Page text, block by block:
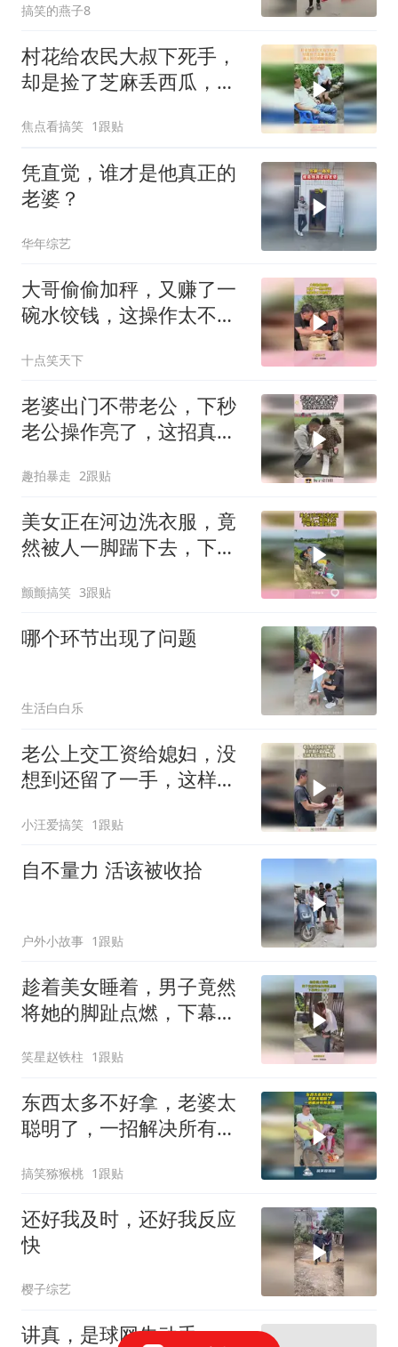
搞笑的燕子8
村花给农民大叔下死手，
却是捡了芝麻丢西瓜，做
焦点看搞笑 1跟贴
凭直觉，谁才是他真正的
老婆？
华年综艺
大哥偷偷加秤，又赚了一
碗水饺钱，这操作太不地
十点笑天下
老婆出门不带老公，下秒
老公操作亮了，这招真是
趣拍暴走 2跟贴
美女正在河边洗衣服，竟
然被人一脚踹下去，下幕
颤颤搞笑 3跟贴
哪个环节出现了问题
生活白白乐
老公上交工资给媳妇，没
想到还留了一手，这样家
小汪爱搞笑 1跟贴
自不量力 活该被收拾
户外小故事 1跟贴
趁着美女睡着，男子竟然
将她的脚趾点燃，下幕美
笑星赵铁柱 1跟贴
东西太多不好拿，老婆太
聪明了，一招解决所有难
搞笑猕猴桃 1跟贴
还好我及时，还好我反应
快
樱子综艺
讲真，是球网先动手